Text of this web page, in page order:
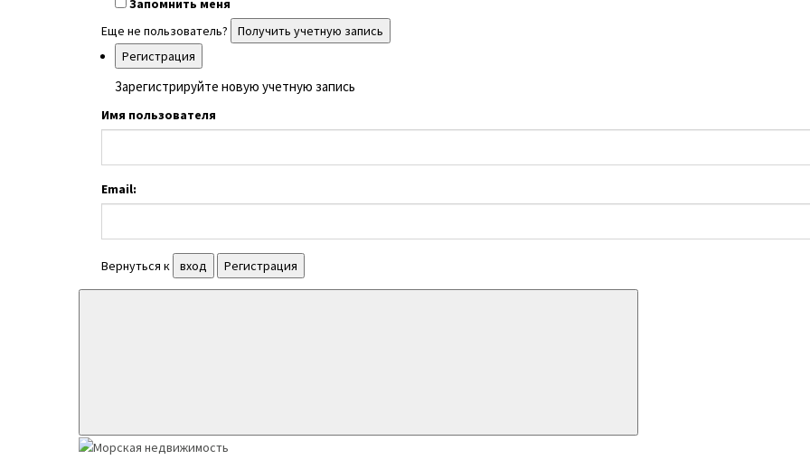
Еще не пользователь?
Получить учетную запись
Регистрация
Зарегистрируйте новую учетную запись
Имя пользователя
Email:
Вернуться к вход Регистрация